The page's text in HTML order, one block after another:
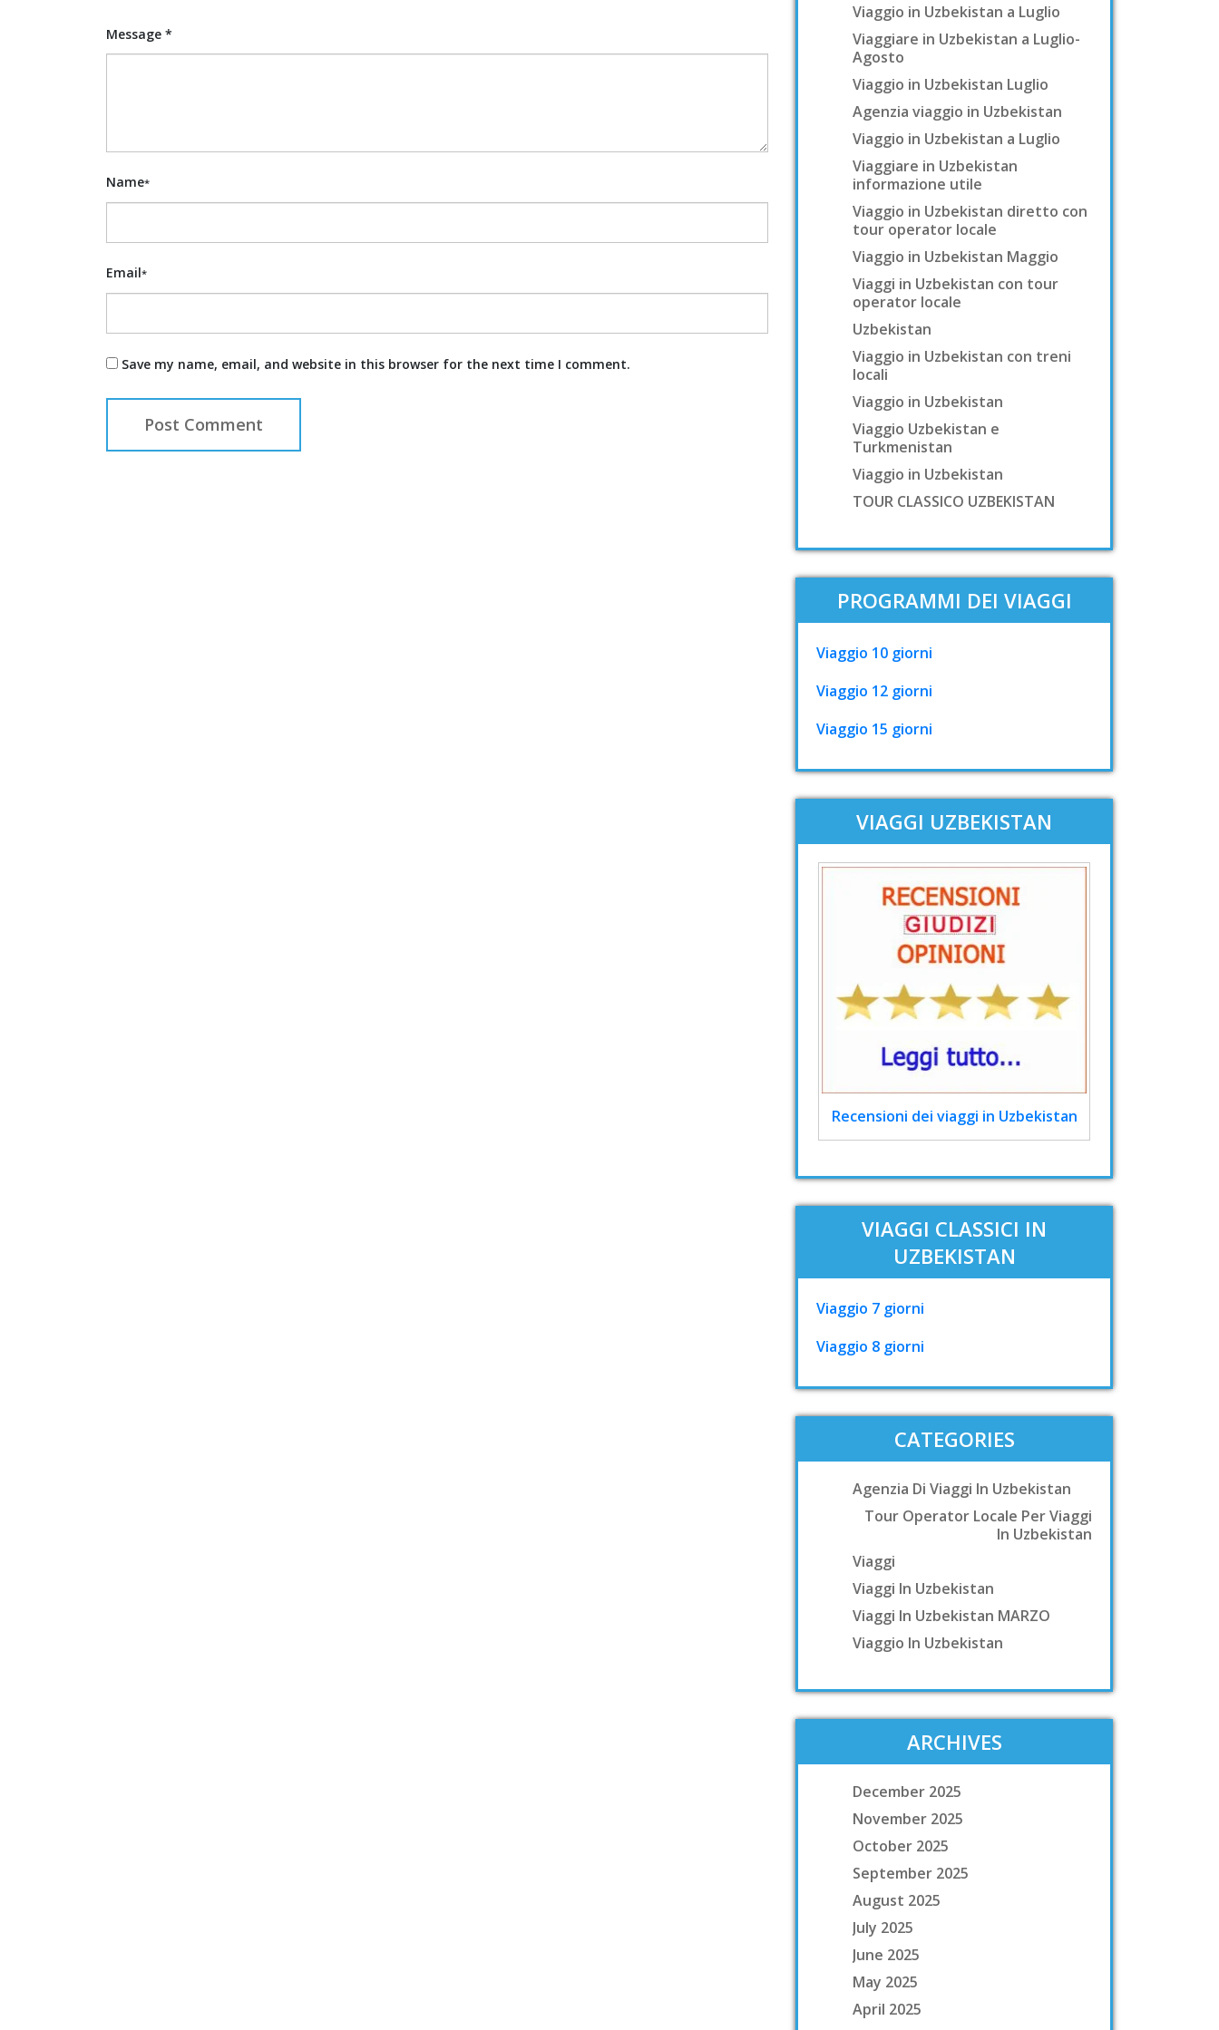
Message *
Name*
Email*
Save my name, email, and website in this browser for the next time I comment.
Viaggio in Uzbekistan a Luglio
Viaggiare in Uzbekistan a Luglio-
Agosto
Viaggio in Uzbekistan Luglio
Agenzia viaggio in Uzbekistan
Viaggio in Uzbekistan a Luglio
Viaggiare in Uzbekistan
informazione utile
Viaggio in Uzbekistan diretto con
tour operator locale
Viaggio in Uzbekistan Maggio
Viaggi in Uzbekistan con tour
operator locale
Uzbekistan
Viaggio in Uzbekistan con treni
locali
Viaggio in Uzbekistan
Viaggio Uzbekistan e
Turkmenistan
Viaggio in Uzbekistan
TOUR CLASSICO UZBEKISTAN
PROGRAMMI DEI VIAGGI
Viaggio 10 giorni
Viaggio 12 giorni
Viaggio 15 giorni
VIAGGI UZBEKISTAN
Recensioni dei viaggi in Uzbekistan
VIAGGI CLASSICI IN
UZBEKISTAN
Viaggio 7 giorni
Viaggio 8 giorni
CATEGORIES
Agenzia Di Viaggi In Uzbekistan
Tour Operator Locale Per Viaggi
In Uzbekistan
Viaggi
Viaggi In Uzbekistan
Viaggi In Uzbekistan MARZO
Viaggio In Uzbekistan
ARCHIVES
December 2025
November 2025
October 2025
September 2025
August 2025
July 2025
June 2025
May 2025
April 2025